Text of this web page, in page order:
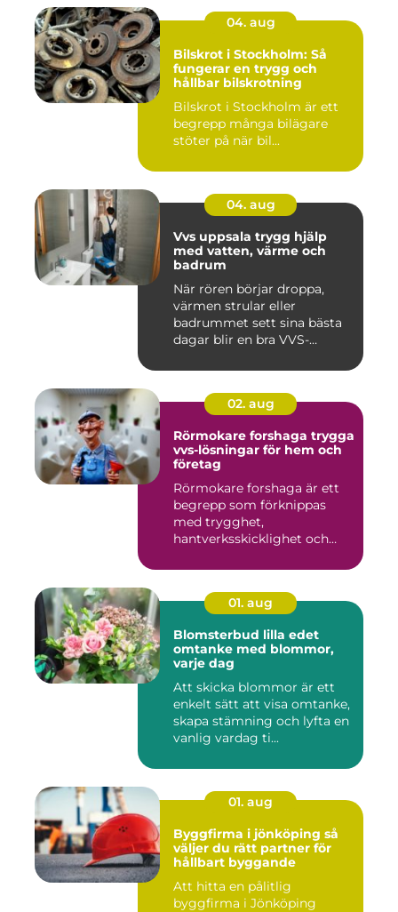
04. aug
Bilskrot i Stockholm: Så
fungerar en trygg och
hållbar bilskrotning
Bilskrot i Stockholm är ett
begrepp många bilägare
stöter på när bil...
04. aug
Vvs uppsala trygg hjälp
med vatten, värme och
badrum
När rören börjar droppa,
värmen strular eller
badrummet sett sina bästa
dagar blir en bra VVS-
02. aug
Rörmokare forshaga trygga
vvs-lösningar för hem och
företag
Rörmokare forshaga är ett
begrepp som förknippas
med trygghet,
hantverksskicklighet och
01. aug
Blomsterbud lilla edet
omtanke med blommor,
varje dag
Att skicka blommor är ett
enkelt sätt att visa omtanke,
skapa stämning och lyfta en
vanlig vardag ti...
01. aug
Byggfirma i jönköping så
väljer du rätt partner för
hållbart byggande
Att hitta en pålitlig
byggfirma i Jönköping